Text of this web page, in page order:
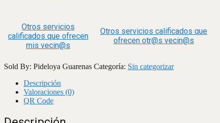
Otros servicios
calificados que ofrecen
mis vecin@s
Otros servicios calificados que
ofrecen otr@s vecin@s
Sold By: Pideloya Guarenas Categoría: Sin categorizar
Descripción
Valoraciones (0)
QR Code